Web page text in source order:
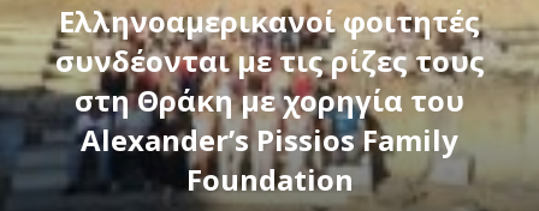
Ελληνοαμερικανοί φοιτητές
συνδέονται με τις ρίζες τους
στη Θράκη με χορηγία του
Alexander’s Pissios Family
Foundation